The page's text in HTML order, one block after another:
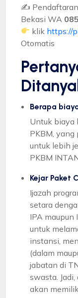
✍ Pendaftaran
Bekasi WA
klik https://
Otomatis
Berapa
Untuk biaya
PKBM, yang
untuk lebih
PKBM
Kejar Paket
Ijazah
setara
IPA maupun
untuk
instansi,
(dalam
jabatan di
swasta.
akan